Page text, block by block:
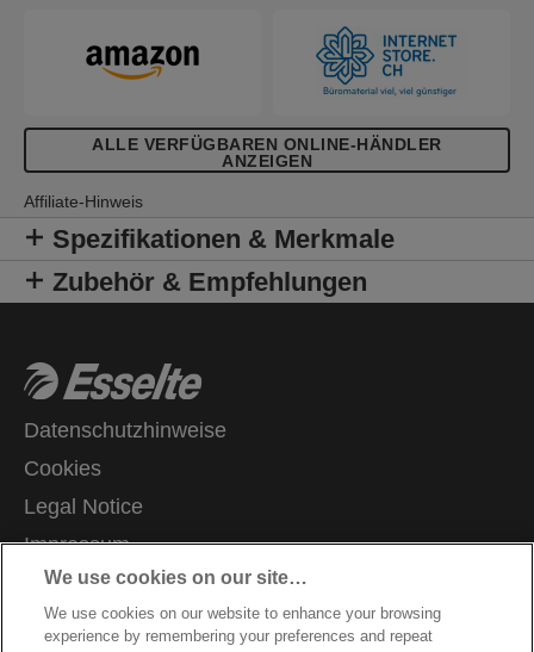
ALLE VERFÜGBAREN ONLINE-HÄNDLER
ANZEIGEN
Affiliate-Hinweis
Spezifikationen & Merkmale
Zubehör & Empfehlungen
Datenschutzhinweise
Cookies
Legal Notice
Impressum
Meine Daten verwalten
Kundenservice
We use cookies on our site…
We use cookies on our website to enhance your browsing
experience by remembering your preferences and repeat